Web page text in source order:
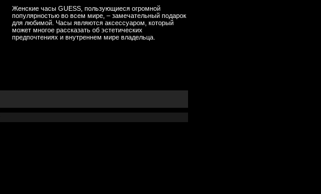
Женские часы GUESS, пользующиеся огромной
популярностью во всем мире, – замечательный подарок
для любимой. Часы являются аксессуаром, который
может многое рассказать об эстетических
предпочтениях и внутреннем мире владельца.